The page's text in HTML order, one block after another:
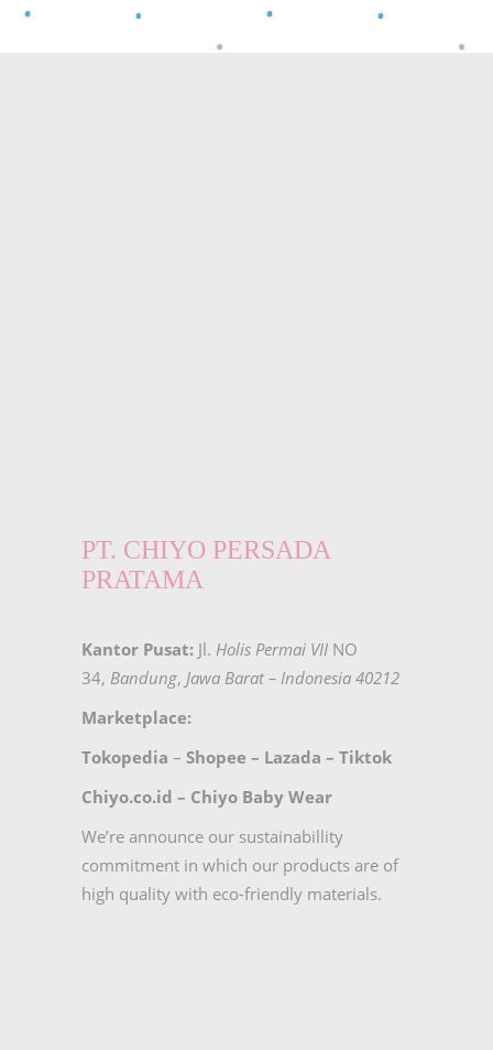
PT. CHIYO PERSADA
PRATAMA
Kantor Pusat: Jl. Holis Permai VII NO
34, Bandung, Jawa Barat – Indonesia 40212
Marketplace:
Tokopedia – Shopee – Lazada – Tiktok
Chiyo.co.id – Chiyo Baby Wear
We’re announce our sustainabillity
commitment in which our products are of
high quality with eco-friendly materials.